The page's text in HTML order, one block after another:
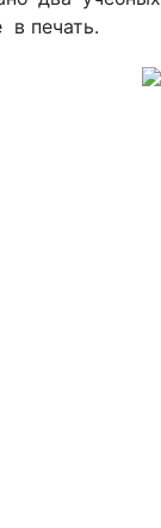
в печать.